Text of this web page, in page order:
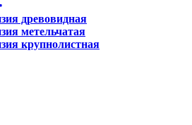
древовидная
метельчатая
крупнолистная